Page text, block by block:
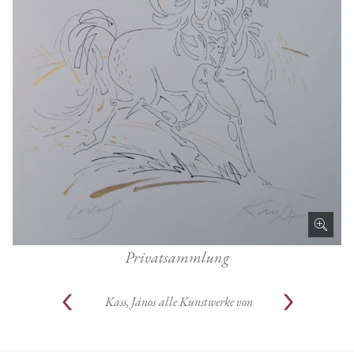
Privatsammlung
Kass, János alle Kunstwerke von